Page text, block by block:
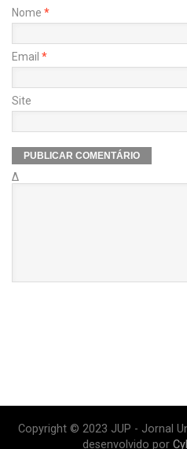
Nome *
Email *
Site
Δ
Copyright © 2023 JUP - Jornal
desenvolvido por